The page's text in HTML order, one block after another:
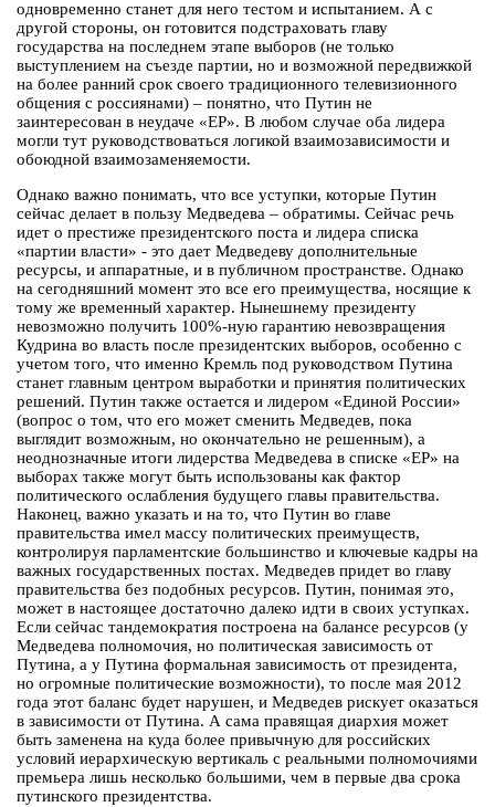
одновременно станет для него тестом и испытанием. А с
другой стороны, он готовится подстраховать главу
государства на последнем этапе выборов (не только
выступлением на съезде партии, но и возможной передвижкой
на более ранний срок своего традиционного телевизионного
общения с россиянами) – понятно, что Путин не
заинтересован в неудаче «ЕР». В любом случае оба лидера
могли тут руководствоваться логикой взаимозависимости и
обоюдной взаимозаменяемости.
Однако важно понимать, что все уступки, которые Путин
сейчас делает в пользу Медведева – обратимы. Сейчас речь
идет о престиже президентского поста и лидера списка
«партии власти» - это дает Медведеву дополнительные
ресурсы, и аппаратные, и в публичном пространстве. Однако
на сегодняшний момент это все его преимущества, носящие к
тому же временный характер. Нынешнему президенту
невозможно получить 100%-ную гарантию невозвращения
Кудрина во власть после президентских выборов, особенно с
учетом того, что именно Кремль под руководством Путина
станет главным центром выработки и принятия политических
решений. Путин также остается и лидером «Единой России»
(вопрос о том, что его может сменить Медведев, пока
выглядит возможным, но окончательно не решенным), а
неоднозначные итоги лидерства Медведева в списке «ЕР» на
выборах также могут быть использованы как фактор
политического ослабления будущего главы правительства.
Наконец, важно указать и на то, что Путин во главе
правительства имел массу политических преимуществ,
контролируя парламентские большинство и ключевые кадры на
важных государственных постах. Медведев придет во главу
правительства без подобных ресурсов. Путин, понимая это,
может в настоящее достаточно далеко идти в своих уступках.
Если сейчас тандемократия построена на балансе ресурсов (у
Медведева полномочия, но политическая зависимость от
Путина, а у Путина формальная зависимость от президента,
но огромные политические возможности), то после мая 2012
года этот баланс будет нарушен, и Медведев рискует оказаться
в зависимости от Путина. А сама правящая диархия может
быть заменена на куда более привычную для российских
условий иерархическую вертикаль с реальными полномочиями
премьера лишь несколько большими, чем в первые два срока
путинского президентства.